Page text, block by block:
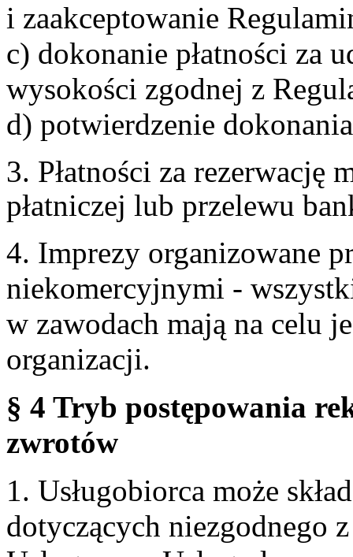
i zaakceptowanie
c) dokonanie płatności za
wysokości zgodnej z
d) potwierdzenie
3. Płatności za rezerwację
płatniczej lub przelewu
4. Imprezy organizowane
niekomercyjnymi -
w zawodach mają na celu
organizacji.
§ 4 Tryb postępowania
zwrotów
1. Usługobiorca może
dotyczących niezgodnego